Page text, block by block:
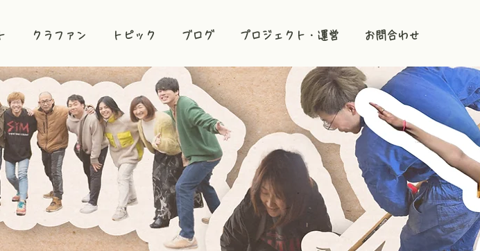
クラファン トピック ブログ プロジェクト・運営 お問合わせ